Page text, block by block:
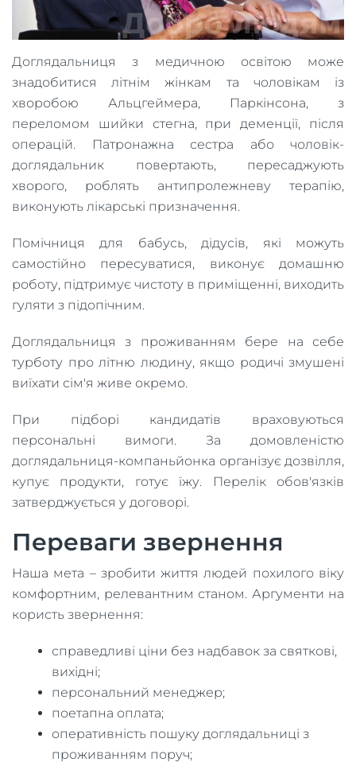
Доглядальниця з медичною освітою може
знадобитися літнім жінкам та чоловікам із
хворобою Альцгеймера, Паркінсона, з
переломом шийки стегна, при деменції, після
операцій. Патронажна сестра або чоловік-
доглядальник повертають, пересаджують
хворого, роблять антипролежневу терапію,
виконують лікарські призначення.
Помічниця для бабусь, дідусів, які можуть
самостійно пересуватися, виконує домашню
роботу, підтримує чистоту в приміщенні, виходить
гуляти з підопічним.
Доглядальниця з проживанням бере на себе
турботу про літню людину, якщо родичі змушені
виїхати сім'я живе окремо.
При підборі кандидатів враховуються
персональні вимоги. За домовленістю
доглядальниця-компаньйонка організує дозвілля,
купує продукти, готує їжу. Перелік обов'язків
затверджується у договорі.
Переваги звернення
Наша мета – зробити життя людей похилого віку
комфортним, релевантним станом. Аргументи на
користь звернення:
справедливі ціни без надбавок за святкові,
вихідні;
персональний менеджер;
поетапна оплата;
оперативність пошуку доглядальниці з
проживанням поруч;